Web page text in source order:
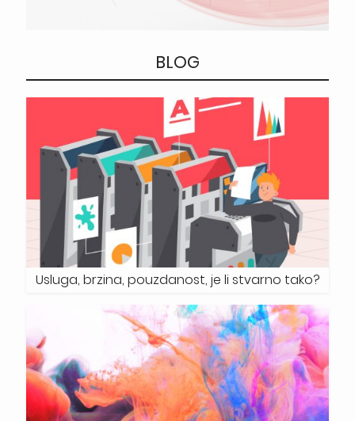
BLOG
Usluga, brzina, pouzdanost, je li stvarno tako?